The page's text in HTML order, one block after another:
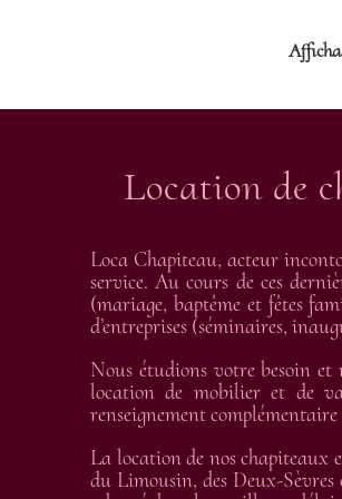
Location de
Loca Chapiteau, acteur
service. Au cours de ces
(mariage, baptême et fêtes
d’entreprises (séminaires,
Nous étudions votre besoin
location de mobilier et de
renseignement
La location de nos chapiteaux
du Limousin, des Deux-